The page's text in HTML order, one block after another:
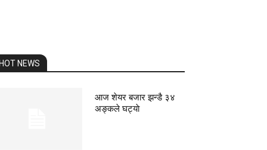
HOT NEWS
आज शेयर बजार झन्डै ३४
अङ्कले घट्याे